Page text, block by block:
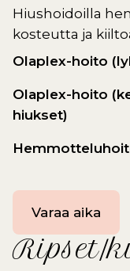
Hiushoidoilla
kosteutta ja
Olaplex-hoito
Olaplex-hoito
hiukset)
Varaa aika
Ripset/